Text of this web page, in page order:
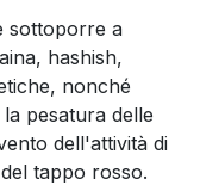
sottoporre a
hashish,
nonché
pesatura delle
dell'attività di
tappo rosso.